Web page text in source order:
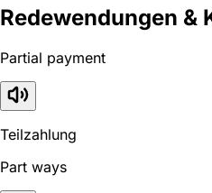
Redewendungen &
Partial payment
Teilzahlung
Part ways